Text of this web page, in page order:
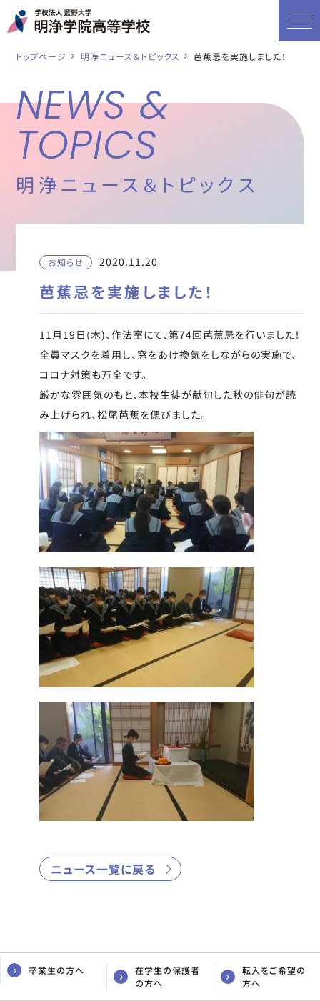
トップページ 明浄ニュース＆トピックス 芭蕉忌を実施しました！
NEWS &
TOPICS
明浄ニュース＆トピックス
お知らせ 2020.11.20
芭蕉忌を実施しました！
11月19日(木)、作法室にて、第74回芭蕉忌を行いました！
全員マスクを着用し、窓をあけ換気をしながらの実施で、
コロナ対策も万全です。
厳かな雰囲気のもと、本校生徒が献句した秋の俳句が読
み上げられ、松尾芭蕉を偲びました。
ニュース一覧に戻る
卒業生の方へ
在学生の保護者
の方へ
転入をご希望の
方へ